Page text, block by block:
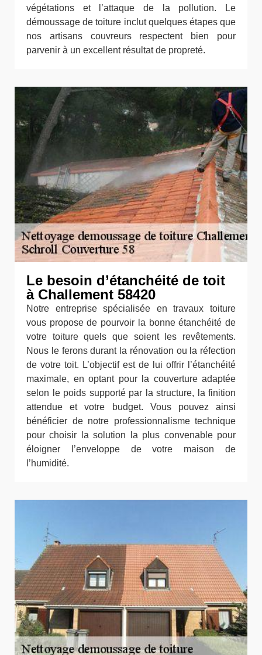
végétations et l’attaque de la pollution. Le
démoussage de toiture inclut quelques étapes que
nos artisans couvreurs respectent bien pour
parvenir à un excellent résultat de propreté.
Le besoin d’étanchéité de toit
à Challement 58420
Notre entreprise spécialisée en travaux toiture
vous propose de pourvoir la bonne étanchéité de
votre toiture quels que soient les revêtements.
Nous le ferons durant la rénovation ou la réfection
de votre toit. L’objectif est de lui offrir l’étanchéité
maximale, en optant pour la couverture adaptée
selon le poids supporté par la structure, la finition
attendue et votre budget. Vous pouvez ainsi
bénéficier de notre professionnalisme technique
pour choisir la solution la plus convenable pour
éloigner l’enveloppe de votre maison de
l’humidité.